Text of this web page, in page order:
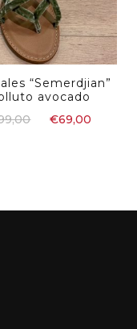
“Semerdjian”
avocado
€69,00